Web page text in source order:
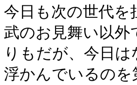
今日も次の世代を
武のお見舞い以外
りもだが、今日
浮かんでいるのを